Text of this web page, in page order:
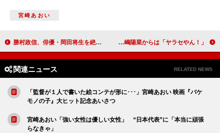
宮崎あおい
勝村政信、俳優・岡田将生を絶賛 「身長もあるし、顔もいいし…」 高橋みなみ、おしゃれを認められるも信じてもらえず 小嶋陽菜からは「ヤラセやん！」
関連ニュース RELATED NEWS
「監督が１人で書いた絵コンテが形に･･･」宮崎あおい 映画『バケ
モノの子』大ヒット記念あいさつ
宮崎あおい「強い女性は優しい女性」 “日本代表”に「本当に頑張
らなきゃ」